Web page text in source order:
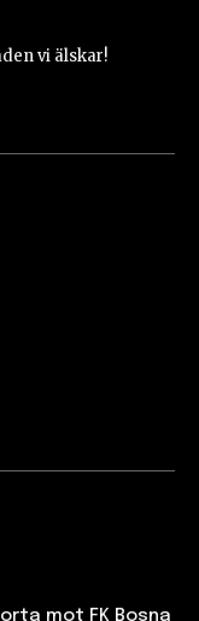
vi älskar!
mot FK Bosna